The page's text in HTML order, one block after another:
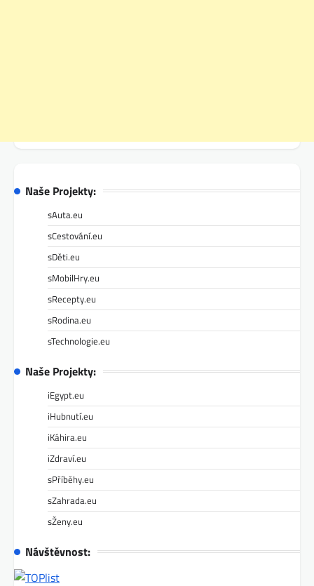
Naše Projekty:
sAuta.eu
sCestování.eu
sDěti.eu
sMobilHry.eu
sRecepty.eu
sRodina.eu
sTechnologie.eu
Naše Projekty:
iEgypt.eu
iHubnutí.eu
iKáhira.eu
iZdraví.eu
sPříběhy.eu
sZahrada.eu
sŽeny.eu
Návštěvnost: